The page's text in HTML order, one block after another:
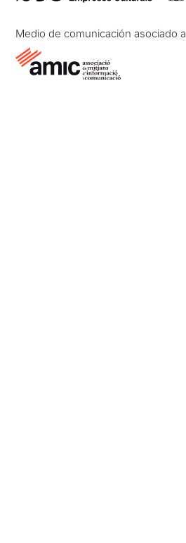
Medio de comunicación asociado a